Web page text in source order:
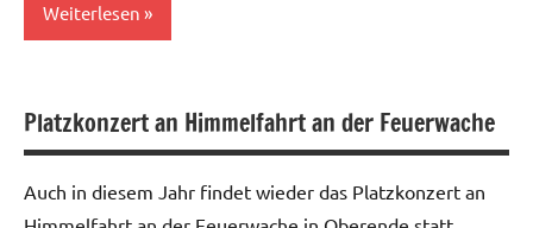
Weiterlesen
Platzkonzert an Himmelfahrt an der Feuerwache
Auch in diesem Jahr findet wieder das Platzkonzert an